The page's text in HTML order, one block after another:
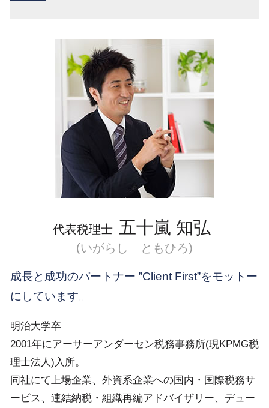
税理士 変更
相続 税金対策
節税対策
税務調査 時期 法人
外国税額控除とは
外国子会社合算税制 外国税額控除
外国税額控除
外国 税額 控除 ふるさと 納税
外国子会社合算税制 計算方法
国際税務 移転価格税制
国際税務 組織再編
品川区 一般税務
目黒区 相続対策
渋谷区 起業支援
目黒区 顧問税理士
品川区 会社設立
品川区 顧問税理士
品川区 国際税務相談
新宿区 会社設立後 支援
目黒区 起業支援
渋谷区 会社設立後 支援
目黒区 一般税務
代表税理士 五十嵐 知弘
(いがらし ともひろ)
成長と成功のパートナー ”Client First”をモットー
にしています。
明治大学卒
2001年にアーサーアンダーセン税務事務所(現KPMG税
理士法人)入所。
同社にて上場企業、外資系企業への国内・国際税務サ
ービス、連結納税・組織再編アドバイザリー、デュー